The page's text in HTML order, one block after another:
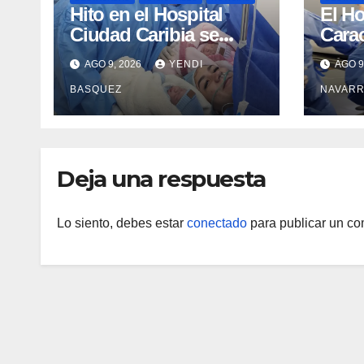
Hito en el Hospital
Ciudad Caribia se
atendió con éxito su
primer parto gemelar
AGO 9, 2026 YENDI
BASQUEZ
El
ía
AGO
Deja una respuesta
Lo siento, debes estar conectado para publicar un